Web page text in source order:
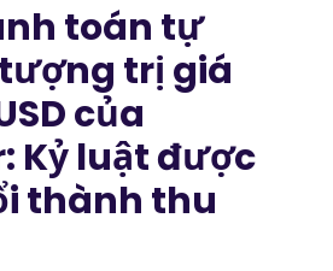
công
JA
TR
toán tự
trị giá
của
Kỷ luật được
thành thu